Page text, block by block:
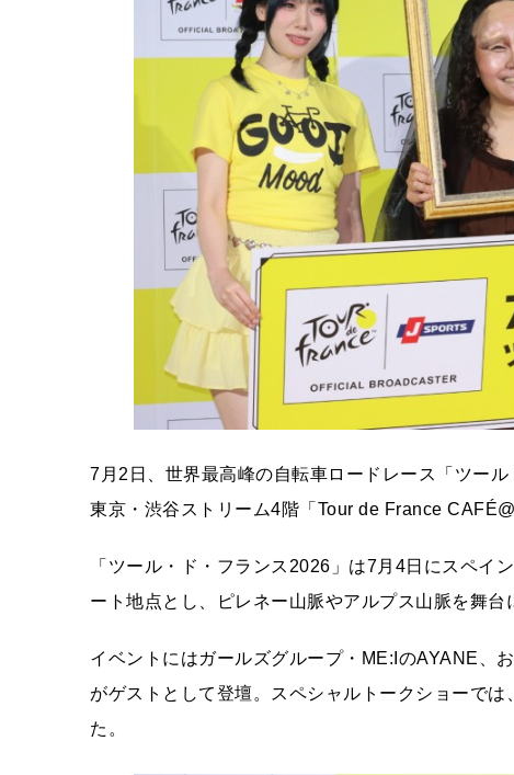
7月2日、世界最高峰の自転車ロードレース「ツー
東京・渋谷ストリーム4階「Tour de France
「ツール・ド・フランス2026」は7月4日にスペイ
ート地点とし、ピレネー山脈やアルプス山脈を舞台
イベントにはガールズグループ・ME:IのAYANE、
がゲストとして登壇。スペシャルトークショーで
た。